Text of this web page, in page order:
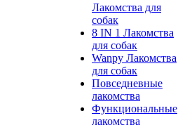
Лакомства для
собак
8 IN 1 Лакомства
для собак
Wanpy Лакомства
для собак
Повседневные
лакомства
Функциональные
лакомства